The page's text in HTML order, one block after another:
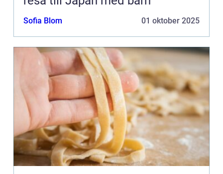
Sofia Blom 01 oktober 2025